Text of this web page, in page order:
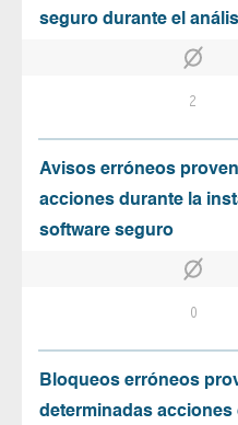
seguro durante el
2
Avisos erróneos
acciones durante la
software seguro
0
Bloqueos erróneos
determinadas acciones